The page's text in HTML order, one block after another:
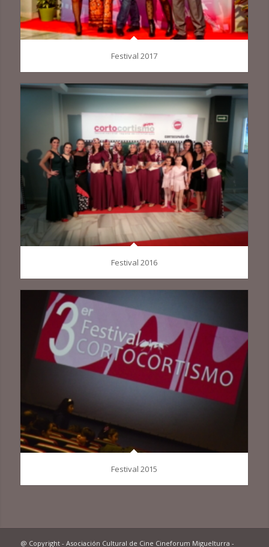
Festival 2017
Festival 2016
Festival 2015
@ Copyright - Asociación Cultural de Cine Cineforum Miguelturra -